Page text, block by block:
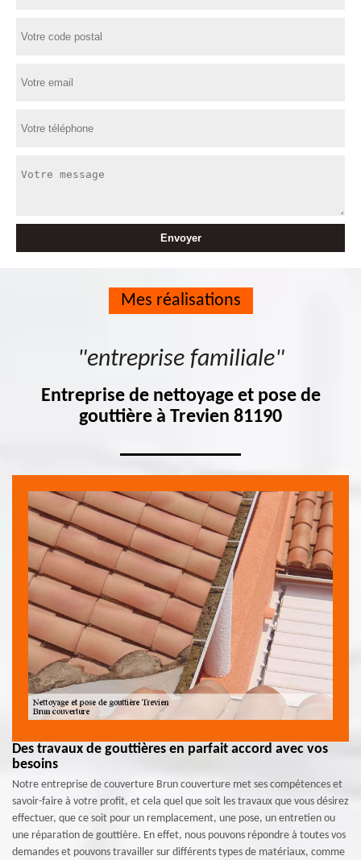
Mes réalisations
"entreprise familiale"
Entreprise de nettoyage et pose de
gouttière à Trevien 81190
Des travaux de gouttières en parfait accord avec vos
besoins
Notre entreprise de couverture Brun couverture met ses compétences et
savoir-faire à votre profit, et cela quel que soit les travaux que vous désirez
effectuer, que ce soit pour un remplacement, une pose, un entretien ou
une réparation de gouttière. En effet, nous pouvons répondre à toutes vos
demandes et pouvons travailler sur différents types de matériaux, comme